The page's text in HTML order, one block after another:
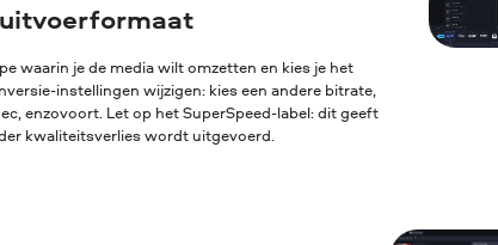
uitvoerformaat
waarin je de media wilt omzetten en kies je het
instellingen wijzigen: kies een andere bitrate,
enzovoort. Let op het SuperSpeed-label: dit geeft
kwaliteitsverlies wordt uitgevoerd.